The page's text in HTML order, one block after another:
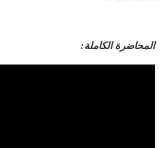
المحاضرة الكاملة: